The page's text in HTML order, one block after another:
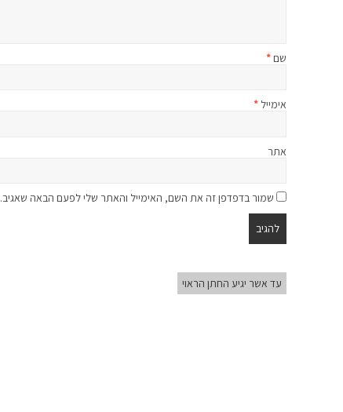
שם*
אימייל *
אתר
שמור בדפדפן זה את השם, האימייל והאתר שלי לפעם הבאה שאגיב.
עד אשר יגיע החתן הראוי